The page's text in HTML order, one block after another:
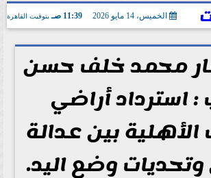
الخميس، 14 مايو 2026 11:39 صـ بتوقيت القاهرة
محمد خلف حسن
استرداد أراضي
الأهلية بين عدالة
وتحديات وضع اليد.